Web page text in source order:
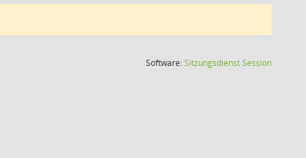
Software:SitzungsdienstSession(Wird in